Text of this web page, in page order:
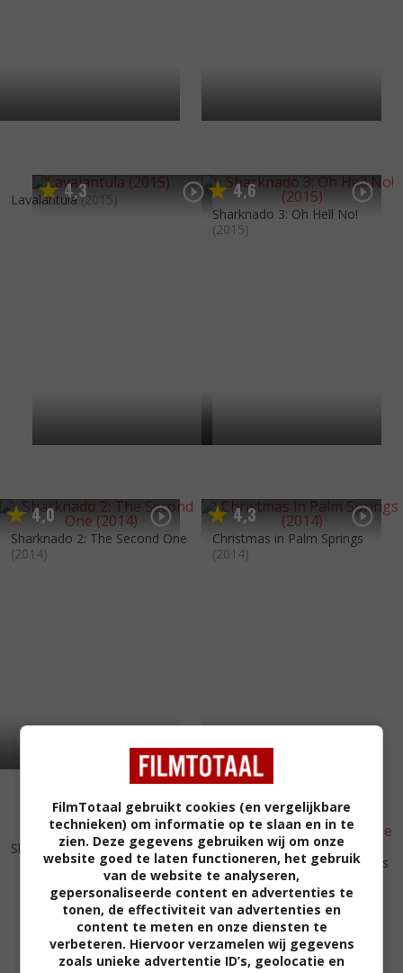
4,3
Lavalantula (2015) 4,6
Sharknado 3: Oh Hell No!
(2015)
4,0
Sharknado 2: The Second One
(2014)
4,3
Christmas in Palm Springs
(2014)
3,8
Sharknado (2013) 7,1
McKenna Shoots for the Stars
(2012)
FilmTotaal gebruikt cookies (en vergelijkbare
technieken) om informatie op te slaan en in te
zien. Deze gegevens gebruiken wij om onze
website goed te laten functioneren, het gebruik
van de website te analyseren,
gepersonaliseerde content en advertenties te
tonen, de effectiviteit van advertenties en
content te meten en onze diensten te
verbeteren. Hiervoor verzamelen wij gegevens
zoals unieke advertentie ID’s, geolocatie en